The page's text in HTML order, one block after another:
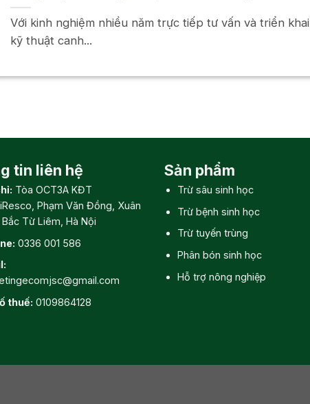
Với kinh nghiệm nhiều năm trực tiếp tư vấn và triển khai
kỹ thuật canh...
tin liên hệ
Tòa OCT3A KĐT
Phạm Văn Đồng, Xuân
Từ Liêm, Hà Nội
0336 001 586
thuế: 0109864128
Sản phẩm
Trừ sâu sinh học
Trừ bệnh sinh học
Trừ tuyến trùng
Phân bón sinh học
Hỗ trợ nông nghiệp